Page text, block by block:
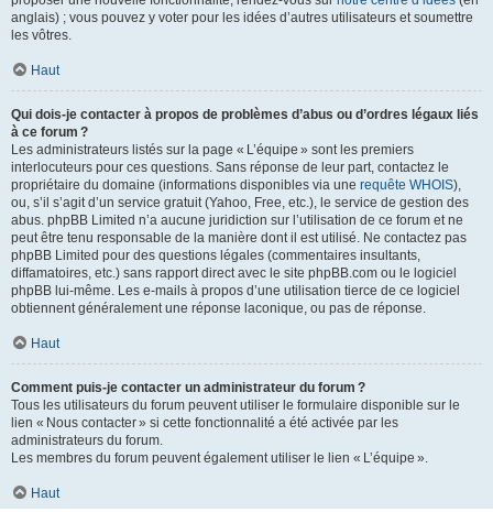
anglais) ; vous pouvez y voter pour les idées d’autres utilisateurs et soumettre
les vôtres.
Haut
Qui dois-je contacter à propos de problèmes d’abus ou d’ordres légaux liés
à ce forum ?
Les administrateurs listés sur la page « L’équipe » sont les premiers
interlocuteurs pour ces questions. Sans réponse de leur part, contactez le
propriétaire du domaine (informations disponibles via une requête WHOIS),
ou, s’il s’agit d’un service gratuit (Yahoo, Free, etc.), le service de gestion des
abus. phpBB Limited n’a aucune juridiction sur l’utilisation de ce forum et ne
peut être tenu responsable de la manière dont il est utilisé. Ne contactez pas
phpBB Limited pour des questions légales (commentaires insultants,
diffamatoires, etc.) sans rapport direct avec le site phpBB.com ou le logiciel
phpBB lui-même. Les e-mails à propos d’une utilisation tierce de ce logiciel
obtiennent généralement une réponse laconique, ou pas de réponse.
Haut
Comment puis-je contacter un administrateur du forum ?
Tous les utilisateurs du forum peuvent utiliser le formulaire disponible sur le
lien « Nous contacter » si cette fonctionnalité a été activée par les
administrateurs du forum.
Les membres du forum peuvent également utiliser le lien « L’équipe ».
Haut